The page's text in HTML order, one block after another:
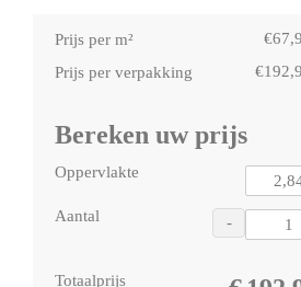
Prijs per m² €
Prijs per verpakking
€
Bereken uw prijs
Oppervlakte
Aantal -
Totaalprijs